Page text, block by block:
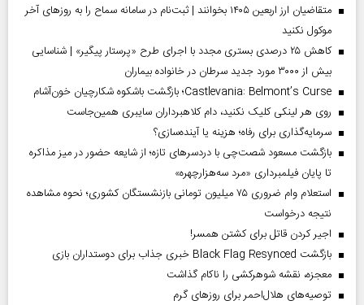
متقاضیان ارز اربعین ۱۴۰۵ بخوانند | ثبت‌نام در سامانه سماح را به روز‌های آخر
موکول نکنید
کاهش ۲۵ درصدی بستری مجدد با اجرای طرح «پرستار پیگیر» | شناسایی
بیش از ۳۰۰۰ مورد جدید سرطان در خانواده بیماران
Castlevania: Belmont’s Curse؛ بازگشت باشکوه شکارچیان خون‌آشام
روی هر لینکی کلیک نکنید، دام کلاهبرداران سایبری همین‌جاست
سرمایه‌گذاری برای رفاه؛ هزینه یا آینده‌سازی؟
بازگشت مسعود شصت‌چی با دردسر‌های تازه؛ از شایعه حضور در میز مذاکره
تا پایان فیلمبرداری «مرد سه‌هزارچهره»
استعلام وام ضروری ۷۵ میلیون تومانی بازنشستگان کشوری؛ نحوه مشاهده
نتیجه درخواست
اجیر کردن قاتل برای کشتن همسر!
بازگشت Black Flag Resynced خبری جذاب برای دوستداران بازی
معجزه، نقشه شوهرکشی را ناکام گذاشت
توصیه‌های هلال‌احمر برای روز‌های گرم